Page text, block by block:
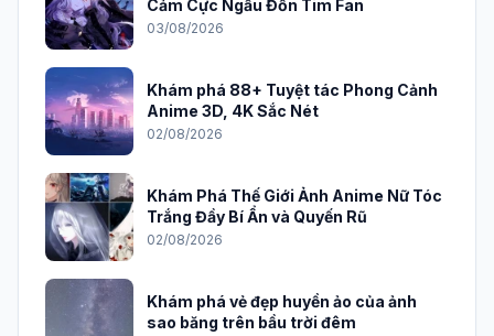
Cảm Cực Ngầu Đốn Tim Fan
03/08/2026
Khám phá 88+ Tuyệt tác Phong Cảnh
Anime 3D, 4K Sắc Nét
02/08/2026
Khám Phá Thế Giới Ảnh Anime Nữ Tóc
Trắng Đầy Bí Ẩn và Quyến Rũ
02/08/2026
Khám phá vẻ đẹp huyền ảo của ảnh
sao băng trên bầu trời đêm